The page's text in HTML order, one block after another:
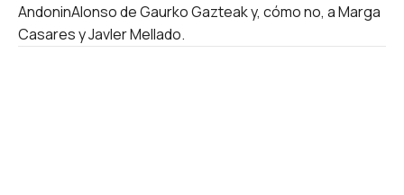
AndoninAlonso de Gaurko Gazteak y, cómo no, a Marga
Casares y JavIer Mellado.